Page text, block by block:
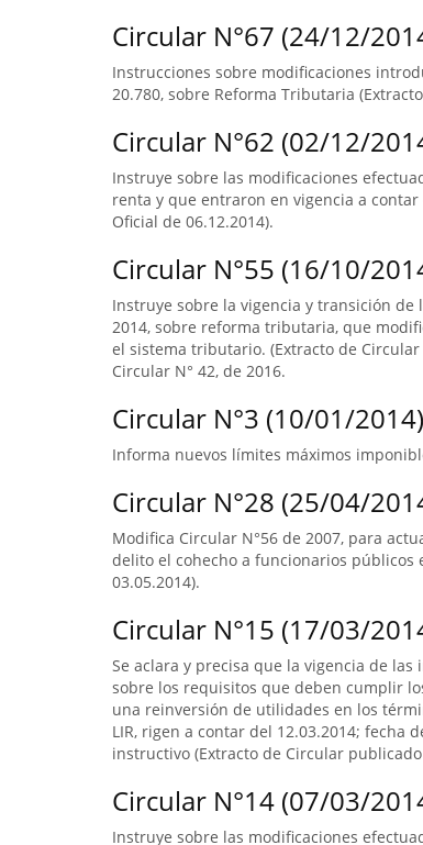
Circular N°67 (24/12/
Instrucciones sobre modificaciones
20.780, sobre Reforma Tributaria
Circular N°62 (02/12/
Instruye sobre las modificaciones
renta y que entraron en vigencia a
Oficial de 06.12.2014).
Circular N°55 (16/10/
Instruye sobre la vigencia y transición de
2014, sobre reforma tributaria, que
el sistema tributario. (Extracto de
Circular N° 42, de 2016.
Circular N°3 (10/01/2014)
Informa nuevos límites máximos
Circular N°28 (25/04/
Modifica Circular N°56 de 2007, para
delito el cohecho a funcionarios públicos
03.05.2014).
Circular N°15 (17/03/
Se aclara y precisa que la vigencia de
sobre los requisitos que deben cumplir
una reinversión de utilidades en los
LIR, rigen a contar del 12.03.2014;
instructivo (Extracto de Circular
Circular N°14 (07/03/
Instruye sobre las modificaciones